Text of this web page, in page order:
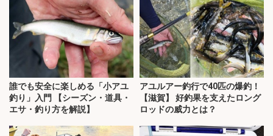
誰でも安全に楽しめる「小アユ
釣り」入門 【シーズン・道具・
エサ・釣り方を解説】
アユルアー釣行で40匹の爆釣！
【滋賀】 好釣果を支えたロング
ロッドの威力とは？